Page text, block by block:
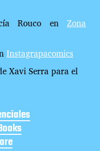
Rouco
enZona
Instagrapacomics
Xavi Serra para el